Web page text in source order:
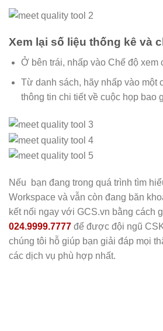
Xem lại số liệu thống kê và
Ở bên trái, nhấp vào Chế độ xem
Từ danh sách, hãy nhấp vào một
thông tin chi tiết về cuộc họp bao
Nếu bạn đang trong quá trình tìm
Workspace và vẫn còn đang băn
kết nối ngay với GCS.vn bằng cách
024.9999.7777 để được đội ngũ
chúng tôi hỗ giúp bạn giải đáp mọi
các dịch vụ phù hợp nhất.